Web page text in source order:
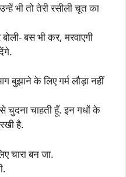
भी तो तेरी रसीली चूत का
बस भी कर, मरवाएगी
के लिए गर्म लौड़ा नहीं
चुदना चाहती हूँ. इन गधों के
है.
चारा बन जा.